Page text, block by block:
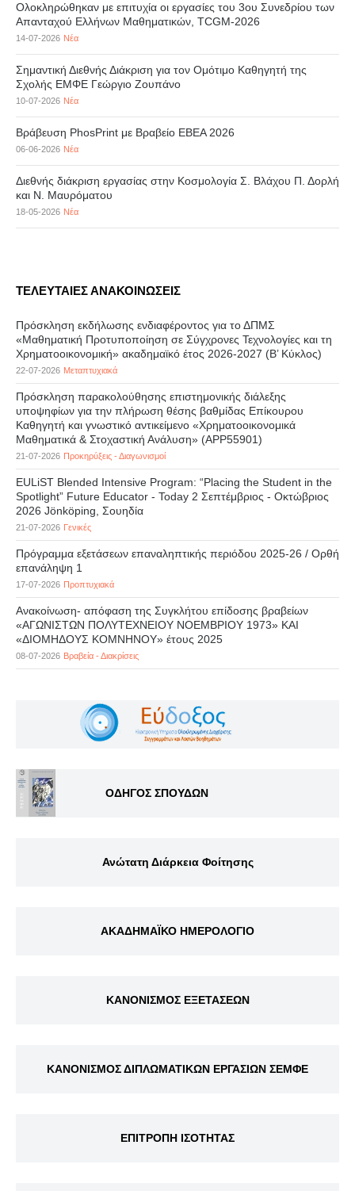
Ολοκληρώθηκαν με επιτυχία οι εργασίες του 3ου Συνεδρίου των
Απανταχού Ελλήνων Μαθηματικών, TCGM-2026
14-07-2026 Νέα
Σημαντική Διεθνής Διάκριση για τον Ομότιμο Καθηγητή της
Σχολής ΕΜΦΕ Γεώργιο Ζουπάνο
10-07-2026 Νέα
Βράβευση PhosPrint με Βραβείο ΕΒΕΑ 2026
06-06-2026 Νέα
Διεθνής διάκριση εργασίας στην Κοσμολογία Σ. Βλάχου Π. Δορλή
και Ν. Μαυρόματου
18-05-2026 Νέα
ΤΕΛΕΥΤΑΙΕΣ ΑΝΑΚΟΙΝΩΣΕΙΣ
Πρόσκληση εκδήλωσης ενδιαφέροντος για το ΔΠΜΣ
«Μαθηματική Προτυποποίηση σε Σύγχρονες Τεχνολογίες και τη
Χρηματοοικονομική» ακαδημαϊκό έτος 2026-2027 (B’ Kύκλος)
22-07-2026 Μεταπτυχιακά
Πρόσκληση παρακολούθησης επιστημονικής διάλεξης
υποψηφίων για την πλήρωση θέσης βαθμίδας Επίκουρου
Καθηγητή και γνωστικό αντικείμενο «Χρηματοοικονομικά
Μαθηματικά & Στοχαστική Ανάλυση» (APP55901)
21-07-2026 Προκηρύξεις - Διαγωνισμοί
EULiST Blended Intensive Program: “Placing the Student in the
Spotlight” Future Educator - Today 2 Σεπτέμβριος - Οκτώβριος
2026 Jönköping, Σουηδία
21-07-2026 Γενικές
Πρόγραμμα εξετάσεων επαναληπτικής περιόδου 2025-26 / Ορθή
επανάληψη 1
17-07-2026 Προπτυχιακά
Ανακοίνωση- απόφαση της Συγκλήτου επίδοσης βραβείων
«ΑΓΩΝΙΣΤΩΝ ΠΟΛΥΤΕΧΝΕΙΟΥ ΝΟΕΜΒΡΙΟΥ 1973» ΚΑΙ
«ΔΙΟΜΗΔΟΥΣ ΚΟΜΝΗΝΟΥ» έτους 2025
08-07-2026 Βραβεία - Διακρίσεις
ΟΔΗΓΟΣ ΣΠΟΥΔΩΝ
Ανώτατη Διάρκεια Φοίτησης
ΑΚΑΔΗΜΑΪΚΟ ΗΜΕΡΟΛΟΓΙΟ
ΚΑΝΟΝΙΣΜΟΣ ΕΞΕΤΑΣΕΩΝ
ΚΑΝΟΝΙΣΜΟΣ ΔΙΠΛΩΜΑΤΙΚΩΝ ΕΡΓΑΣΙΩΝ ΣΕΜΦΕ
ΕΠΙΤΡΟΠΗ ΙΣΟΤΗΤΑΣ